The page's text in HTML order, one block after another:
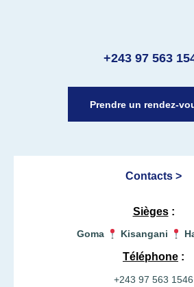
+243 97 563
Prendre un rendez-
Contacts >
Sièges:
Goma Kisangani
Téléphone :
+243 97 563 1546